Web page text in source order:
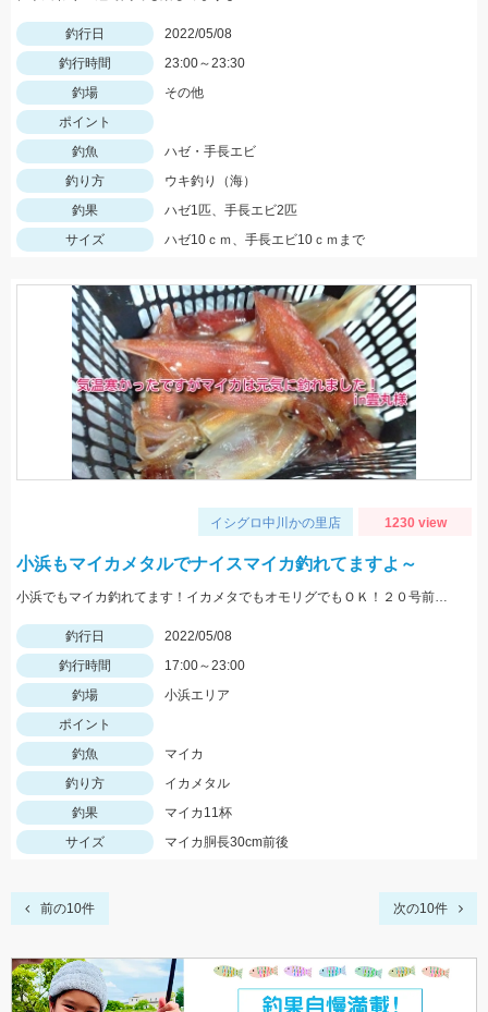
釣行日
2022/05/08
釣行時間
23:00～23:30
釣場
その他
ポイント
釣魚
ハゼ・手長エビ
釣り方
ウキ釣り（海）
釣果
ハゼ1匹、手長エビ2匹
サイズ
ハゼ10ｃｍ、手長エビ10ｃｍまで
イシグロ中川かの里店 1230 view
小浜もマイカメタルでナイスマイカ釣れてますよ～
小浜でもマイカ釣れてます！イカメタでもオモリグでもＯＫ！２０号前後用意していきましょう
釣行日
2022/05/08
釣行時間
17:00～23:00
釣場
小浜エリア
ポイント
釣魚
マイカ
釣り方
イカメタル
釣果
マイカ11杯
サイズ
マイカ胴長30cm前後
前の10件 次の10件